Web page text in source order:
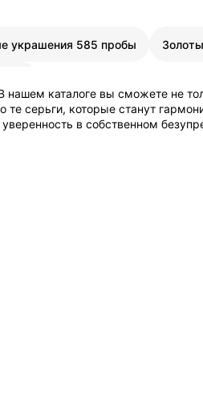
украшения 585 пробы
каталоге вы сможете не
серьги, которые станут
в собственном